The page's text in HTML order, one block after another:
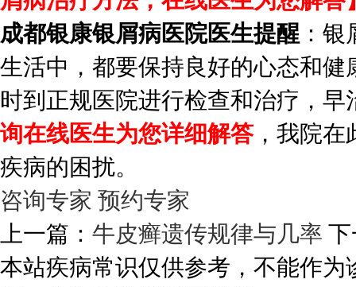
成都银康银屑病医院医生提醒 ：
生活中，都要保持良好的心态和
时到正规医院进行检查和治疗，
询在线医生为您详细解答，我院在
疾病的困扰。
咨询专家 预约专家
上一篇： 牛皮癣遗传规律与几率
本站疾病常识仅供参考，不能作